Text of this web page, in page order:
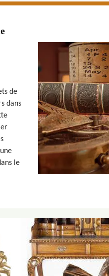
de
dans
le